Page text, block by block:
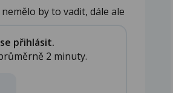
by to vadit, dále ale
přihlásit.
2 minuty.